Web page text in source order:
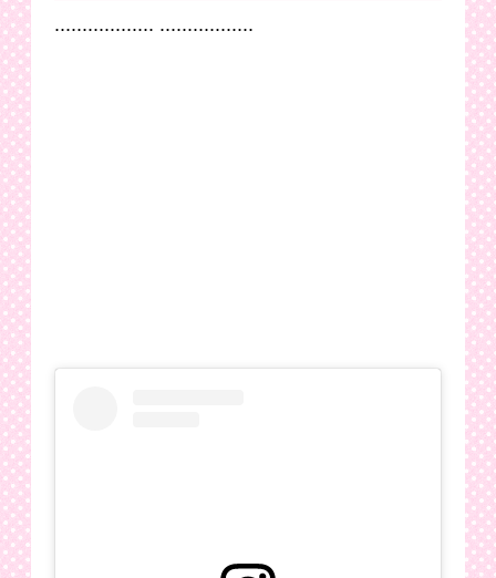
.................. .................